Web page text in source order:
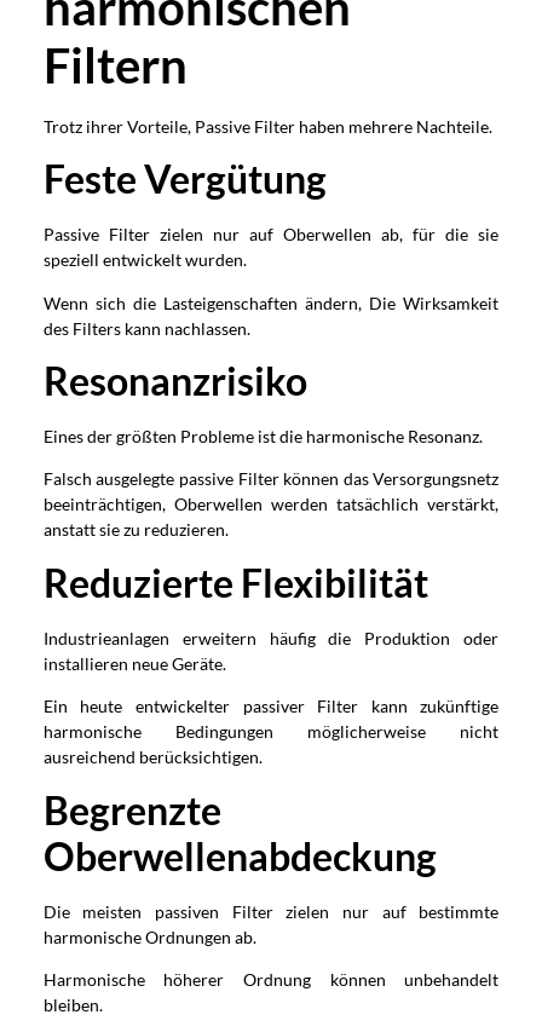
Filtern
Trotz ihrer Vorteile, Passive Filter haben mehrere Nachteile.
Feste Vergütung
Passive Filter zielen nur auf Oberwellen ab, für die sie
speziell entwickelt wurden.
Wenn sich die Lasteigenschaften ändern, Die Wirksamkeit
des Filters kann nachlassen.
Resonanzrisiko
Eines der größten Probleme ist die harmonische Resonanz.
Falsch ausgelegte passive Filter können das Versorgungsnetz
beeinträchtigen, Oberwellen werden tatsächlich verstärkt,
anstatt sie zu reduzieren.
Reduzierte Flexibilität
Industrieanlagen erweitern häufig die Produktion oder
installieren neue Geräte.
Ein heute entwickelter passiver Filter kann zukünftige
harmonische Bedingungen möglicherweise nicht
ausreichend berücksichtigen.
Begrenzte
Oberwellenabdeckung
Die meisten passiven Filter zielen nur auf bestimmte
harmonische Ordnungen ab.
Harmonische höherer Ordnung können unbehandelt
bleiben.